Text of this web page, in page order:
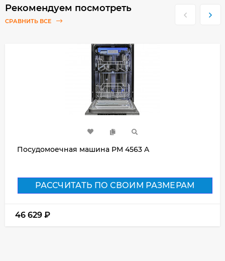
Рекомендуем посмотреть
СРАВНИТЬ ВСЕ
Посудомоечная машина PM 4563 A
РАССЧИТАТЬ ПО СВОИМ РАЗМЕРАМ
46 629 ₽